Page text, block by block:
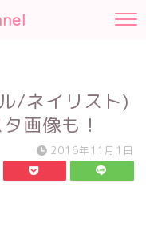
/ネイリスト)
画像も！
2016年11月1日